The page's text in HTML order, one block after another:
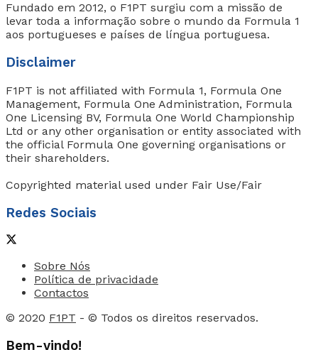
Fundado em 2012, o F1PT surgiu com a missão de
levar toda a informação sobre o mundo da Formula 1
aos portugueses e países de língua portuguesa.
Disclaimer
F1PT is not affiliated with Formula 1, Formula One
Management, Formula One Administration, Formula
One Licensing BV, Formula One World Championship
Ltd or any other organisation or entity associated with
the official Formula One governing organisations or
their shareholders.
Copyrighted material used under Fair Use/Fair
Redes Sociais
Sobre Nós
Política de privacidade
Contactos
© 2020 F1PT - © Todos os direitos reservados.
Bem-vindo!